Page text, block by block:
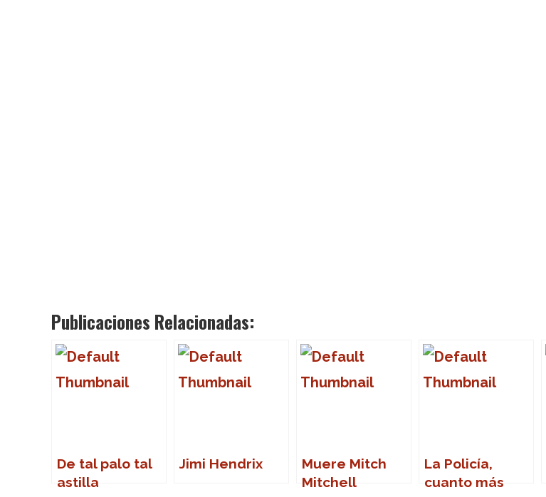
Publicaciones Relacionadas:
De tal palo tal
astilla
Jimi Hendrix
Muere Mitch
Mitchell
La Policía,
cuanto más